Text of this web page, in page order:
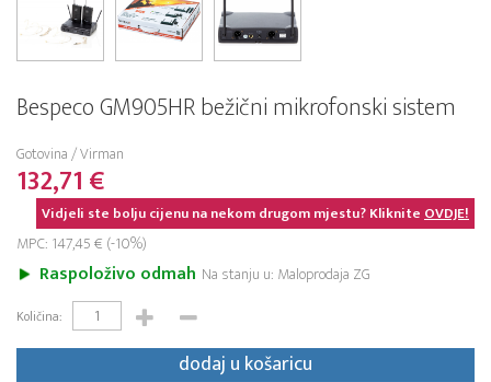
Bespeco GM905HR bežični mikrofonski sistem
Gotovina / Virman
132,71 €
Vidjeli ste bolju cijenu na nekom drugom mjestu? KlikniteOVDJE!
MPC: 147,45 € (-10%)
Raspoloživo odmah Na stanju u: Maloprodaja ZG
Količina:
dodaj u košaricu